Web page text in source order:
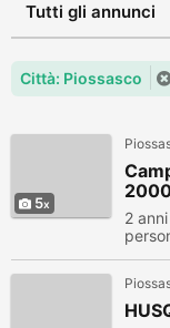
Tutti gli annunci
Città: Piossasco
5
2